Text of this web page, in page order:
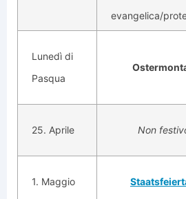
evangelica/
Lunedì di
Pasqua
25. Aprile Non
1. Maggio